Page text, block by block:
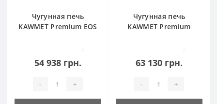
Чугунная печь
KAWMET Premium EOS
54 938 грн.
- +
Чугунная печь
KAWMET Premium
63 130 грн.
- +